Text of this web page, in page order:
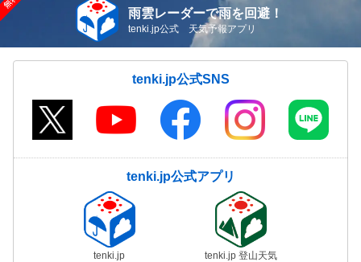
雨雲レーダーで雨を回避！
tenki.jp公式 天気予報アプリ
tenki.jp公式SNS
tenki.jp公式アプリ
tenki.jp tenki.jp 登山天気